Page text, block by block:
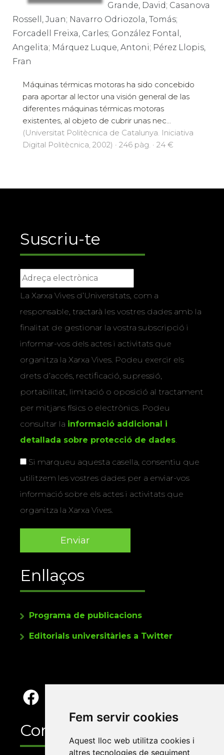
Fem servir cookies
Aquest lloc web utilitza cookies i
altres tecnologies de seguiment
Grande, David; Casanova
Rossell, Juan; Navarro Odriozola, Tomás;
Forcadell Freixa, Carles; González Fontal,
Angelita; Márquez Luque, Antoni; Pérez Llopis,
Fran
Máquinas térmicas motoras ha sido concebido
para aportar al lector una visión general de las
diferentes máquinas térmicas motoras
existentes, al objeto de cubrir unas nec...
(Universitat Politècnica de Catalunya. Iniciativa
Digital Politècnica, 2002) · 246 pàg. · 24 €
Suscriu-te
La Xarxa Vives d’Universitats, com a
responsable, tractarà les vostres dades amb la
finalitat de gestionar la vostra subscripció i
informar-vos dels actes i activitats que
organitza la Xarxa Vives. Podeu exercir els
drets d’accés, rectificació, supressió,
portabilitat, limitació o oposició al tractament
per mitjans físics o electrònics. Podeu
consultar la informació addicional i
detallada sobre protecció de dades.
Si marqueu aquesta casella, consentiu que
utilitzem les vostres dades per a enviar-vos
informació sobre els actes i activitats que
organitza la Xarxa Vives.
Enllaços
Programa de publicacions
Editorials universitàries a Twitter
Contacte